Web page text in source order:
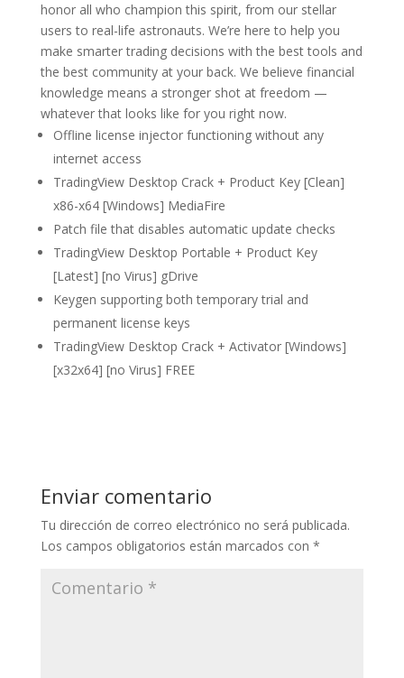
honor all who champion this spirit, from our stellar
users to real-life astronauts. We’re here to help you
make smarter trading decisions with the best tools and
the best community at your back. We believe financial
knowledge means a stronger shot at freedom —
whatever that looks like for you right now.
Offline license injector functioning without any
internet access
TradingView Desktop Crack + Product Key [Clean]
x86-x64 [Windows] MediaFire
Patch file that disables automatic update checks
TradingView Desktop Portable + Product Key
[Latest] [no Virus] gDrive
Keygen supporting both temporary trial and
permanent license keys
TradingView Desktop Crack + Activator [Windows]
[x32x64] [no Virus] FREE
Enviar comentario
Tu dirección de correo electrónico no será publicada.
Los campos obligatorios están marcados con *